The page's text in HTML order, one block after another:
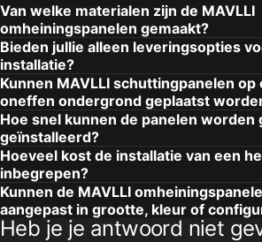
Van welke materialen zijn de MAVLLI
omheiningspanelen gemaakt?
Bieden jullie alleen leveringsopties
installatie?
Kunnen MAVLLI schuttingpanelen
oneffen ondergrond geplaatst
Hoe snel kunnen de panelen worden
geïnstalleerd?
Hoeveel kost de installatie van een
inbegrepen?
Kunnen de MAVLLI
aangepast in grootte, kleur of
Heb je je antwoord niet